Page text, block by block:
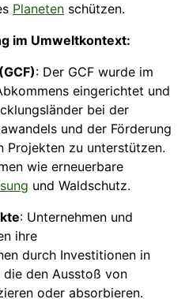
Planeten schützen.
im Umweltkontext:
: Der GCF wurde im
eingerichtet und
bei der
und der Förderung
Projekten zu unterstützen.
wie erneuerbare
und Waldschutz.
: Unternehmen und
ihre
durch Investitionen in
die den Ausstoß von
oder absorbieren.